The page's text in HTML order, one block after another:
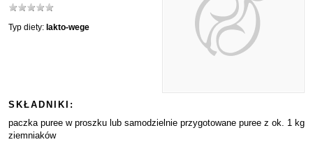
Typ diety: lakto-wege
SKŁADNIKI:
paczka puree w proszku lub samodzielnie przygotowane puree z ok. 1 kg
ziemniaków